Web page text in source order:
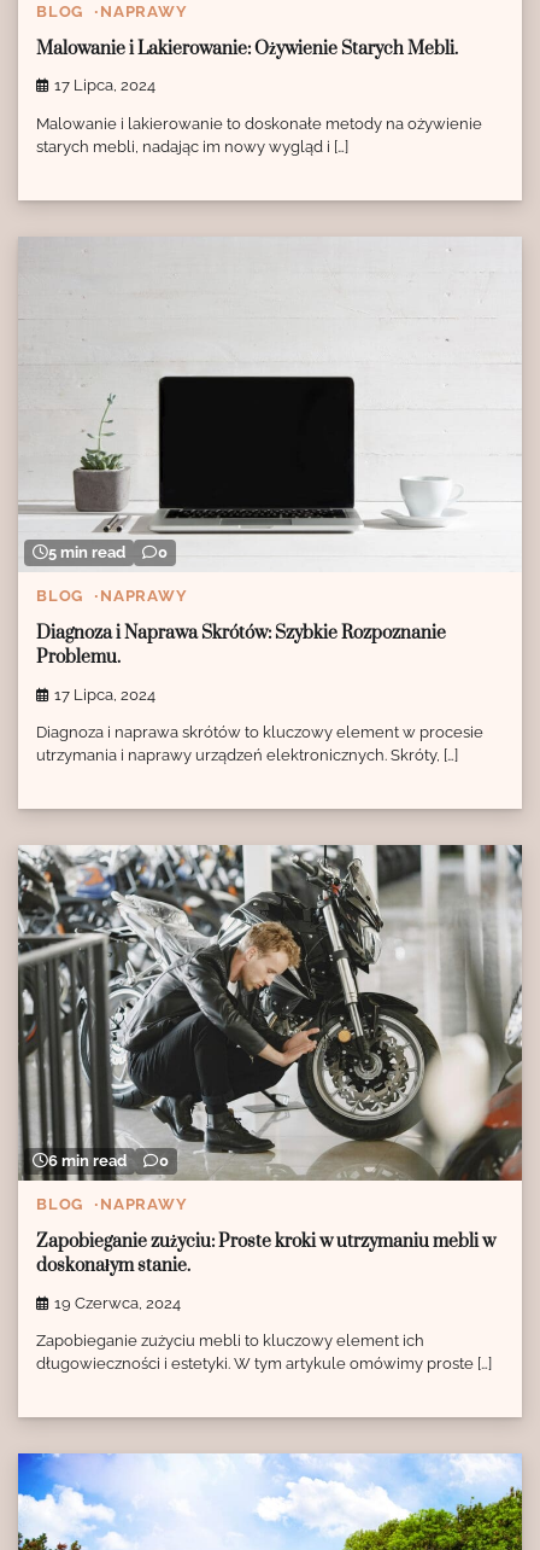
BLOG NAPRAWY
Malowanie i Lakierowanie: Ożywienie Starych Mebli.
17 Lipca, 2024
Malowanie i lakierowanie to doskonałe metody na ożywienie
starych mebli, nadając im nowy wygląd i […]
5 min read 0
BLOG NAPRAWY
Diagnoza i Naprawa Skrótów: Szybkie Rozpoznanie
Problemu.
17 Lipca, 2024
Diagnoza i naprawa skrótów to kluczowy element w procesie
utrzymania i naprawy urządzeń elektronicznych. Skróty, […]
6 min read 0
BLOG NAPRAWY
Zapobieganie zużyciu: Proste kroki w utrzymaniu mebli w
doskonałym stanie.
19 Czerwca, 2024
Zapobieganie zużyciu mebli to kluczowy element ich
długowieczności i estetyki. W tym artykule omówimy proste […]